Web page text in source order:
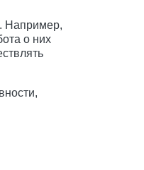
Например,
о них